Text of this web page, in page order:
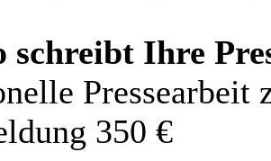
schreibt Ihre
Pressearbeit
350 €